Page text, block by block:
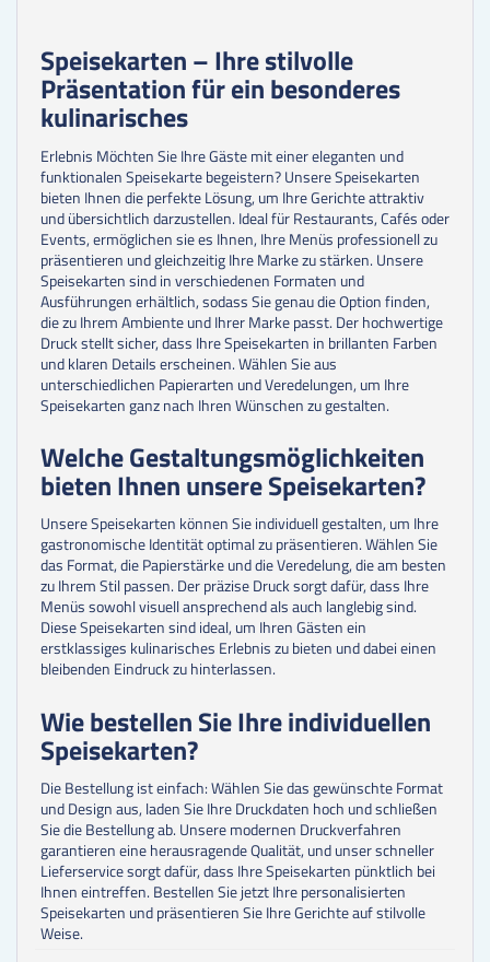
Speisekarten – Ihre stilvolle
Präsentation für ein besonderes
kulinarisches
Erlebnis Möchten Sie Ihre Gäste mit einer eleganten und
funktionalen Speisekarte begeistern? Unsere Speisekarten
bieten Ihnen die perfekte Lösung, um Ihre Gerichte attraktiv
und übersichtlich darzustellen. Ideal für Restaurants, Cafés oder
Events, ermöglichen sie es Ihnen, Ihre Menüs professionell zu
präsentieren und gleichzeitig Ihre Marke zu stärken. Unsere
Speisekarten sind in verschiedenen Formaten und
Ausführungen erhältlich, sodass Sie genau die Option finden,
die zu Ihrem Ambiente und Ihrer Marke passt. Der hochwertige
Druck stellt sicher, dass Ihre Speisekarten in brillanten Farben
und klaren Details erscheinen. Wählen Sie aus
unterschiedlichen Papierarten und Veredelungen, um Ihre
Speisekarten ganz nach Ihren Wünschen zu gestalten.
Welche Gestaltungsmöglichkeiten
bieten Ihnen unsere Speisekarten?
Unsere Speisekarten können Sie individuell gestalten, um Ihre
gastronomische Identität optimal zu präsentieren. Wählen Sie
das Format, die Papierstärke und die Veredelung, die am besten
zu Ihrem Stil passen. Der präzise Druck sorgt dafür, dass Ihre
Menüs sowohl visuell ansprechend als auch langlebig sind.
Diese Speisekarten sind ideal, um Ihren Gästen ein
erstklassiges kulinarisches Erlebnis zu bieten und dabei einen
bleibenden Eindruck zu hinterlassen.
Wie bestellen Sie Ihre individuellen
Speisekarten?
Die Bestellung ist einfach: Wählen Sie das gewünschte Format
und Design aus, laden Sie Ihre Druckdaten hoch und schließen
Sie die Bestellung ab. Unsere modernen Druckverfahren
garantieren eine herausragende Qualität, und unser schneller
Lieferservice sorgt dafür, dass Ihre Speisekarten pünktlich bei
Ihnen eintreffen. Bestellen Sie jetzt Ihre personalisierten
Speisekarten und präsentieren Sie Ihre Gerichte auf stilvolle
Weise.